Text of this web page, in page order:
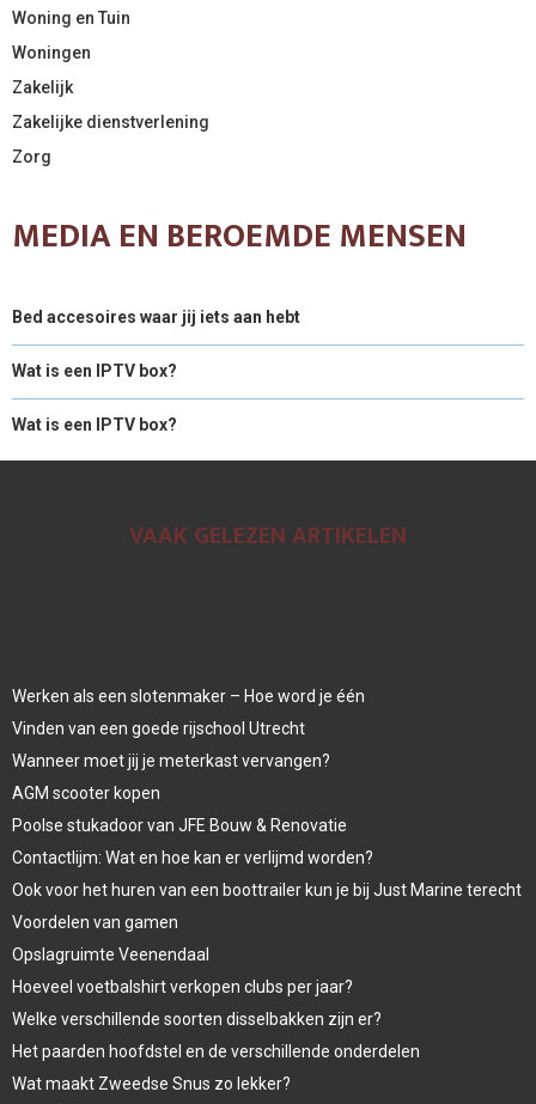
Woning en Tuin
Woningen
Zakelijk
Zakelijke dienstverlening
Zorg
MEDIA EN BEROEMDE MENSEN
Bed accesoires waar jij iets aan hebt
Wat is een IPTV box?
Wat is een IPTV box?
VAAK GELEZEN ARTIKELEN
Werken als een slotenmaker – Hoe word je één
Vinden van een goede rijschool Utrecht
Wanneer moet jij je meterkast vervangen?
AGM scooter kopen
Poolse stukadoor van JFE Bouw & Renovatie
Contactlijm: Wat en hoe kan er verlijmd worden?
Ook voor het huren van een boottrailer kun je bij Just Marine terecht
Voordelen van gamen
Opslagruimte Veenendaal
Hoeveel voetbalshirt verkopen clubs per jaar?
Welke verschillende soorten disselbakken zijn er?
Het paarden hoofdstel en de verschillende onderdelen
Wat maakt Zweedse Snus zo lekker?